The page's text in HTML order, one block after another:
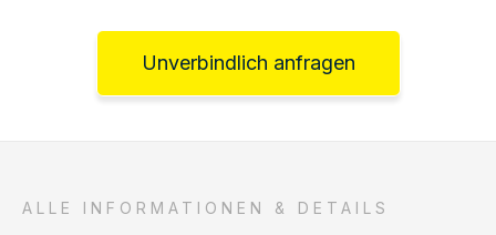
Unverbindlich anfragen
ALLE INFORMATIONEN & DETAILS